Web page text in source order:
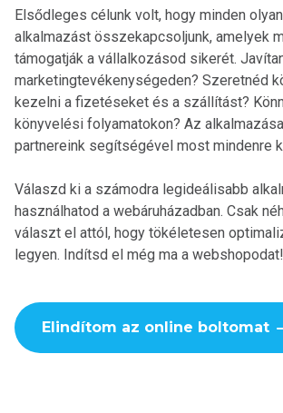
Elsődleges célunk volt, hogy minden
alkalmazást összekapcsoljunk, amelyek
támogatják a vállalkozásod sikerét.
marketingtevékenységeden? Szeretnéd
kezelni a fizetéseket és a szállítást?
könyvelési folyamatokon? Az
partnereink segítségével most mindenre
Válaszd ki a számodra legideálisabb
használhatod a webáruházadban. Csak
választ el attól, hogy tökéletesen
legyen. Indítsd el még ma a webshopodat!
Elindítom az online boltomat